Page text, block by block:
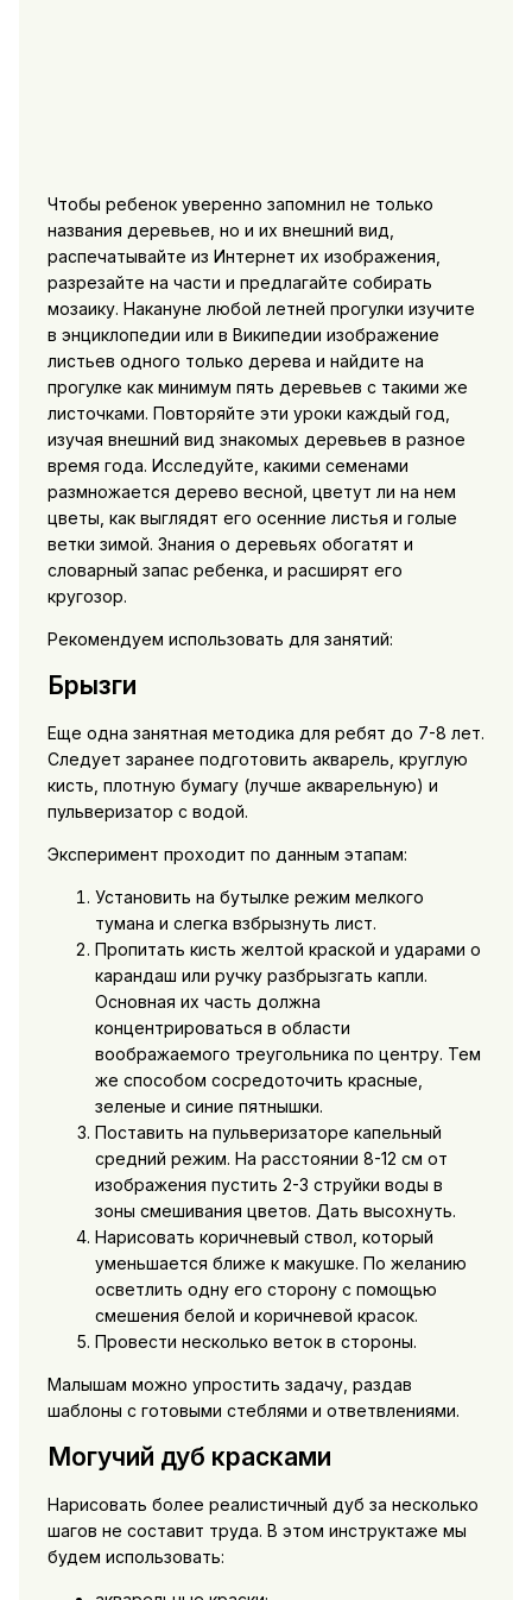
Чтобы ребенок уверенно запомнил не только
названия деревьев, но и их внешний вид,
распечатывайте из Интернет их изображения,
разрезайте на части и предлагайте собирать
мозаику. Накануне любой летней прогулки изучите
в энциклопедии или в Википедии изображение
листьев одного только дерева и найдите на
прогулке как минимум пять деревьев с такими же
листочками. Повторяйте эти уроки каждый год,
изучая внешний вид знакомых деревьев в разное
время года. Исследуйте, какими семенами
размножается дерево весной, цветут ли на нем
цветы, как выглядят его осенние листья и голые
ветки зимой. Знания о деревьях обогатят и
словарный запас ребенка, и расширят его
кругозор.
Рекомендуем использовать для занятий:
Брызги
Еще одна занятная методика для ребят до 7-8 лет.
Следует заранее подготовить акварель, круглую
кисть, плотную бумагу (лучше акварельную) и
пульверизатор с водой.
Эксперимент проходит по данным этапам:
Установить на бутылке режим мелкого
тумана и слегка взбрызнуть лист.
Пропитать кисть желтой краской и ударами о
карандаш или ручку разбрызгать капли.
Основная их часть должна
концентрироваться в области
воображаемого треугольника по центру. Тем
же способом сосредоточить красные,
зеленые и синие пятнышки.
Поставить на пульверизаторе капельный
средний режим. На расстоянии 8-12 см от
изображения пустить 2-3 струйки воды в
зоны смешивания цветов. Дать высохнуть.
Нарисовать коричневый ствол, который
уменьшается ближе к макушке. По желанию
осветлить одну его сторону с помощью
смешения белой и коричневой красок.
Провести несколько веток в стороны.
Малышам можно упростить задачу, раздав
шаблоны с готовыми стеблями и ответвлениями.
Могучий дуб красками
Нарисовать более реалистичный дуб за несколько
шагов не составит труда. В этом инструктаже мы
будем использовать: